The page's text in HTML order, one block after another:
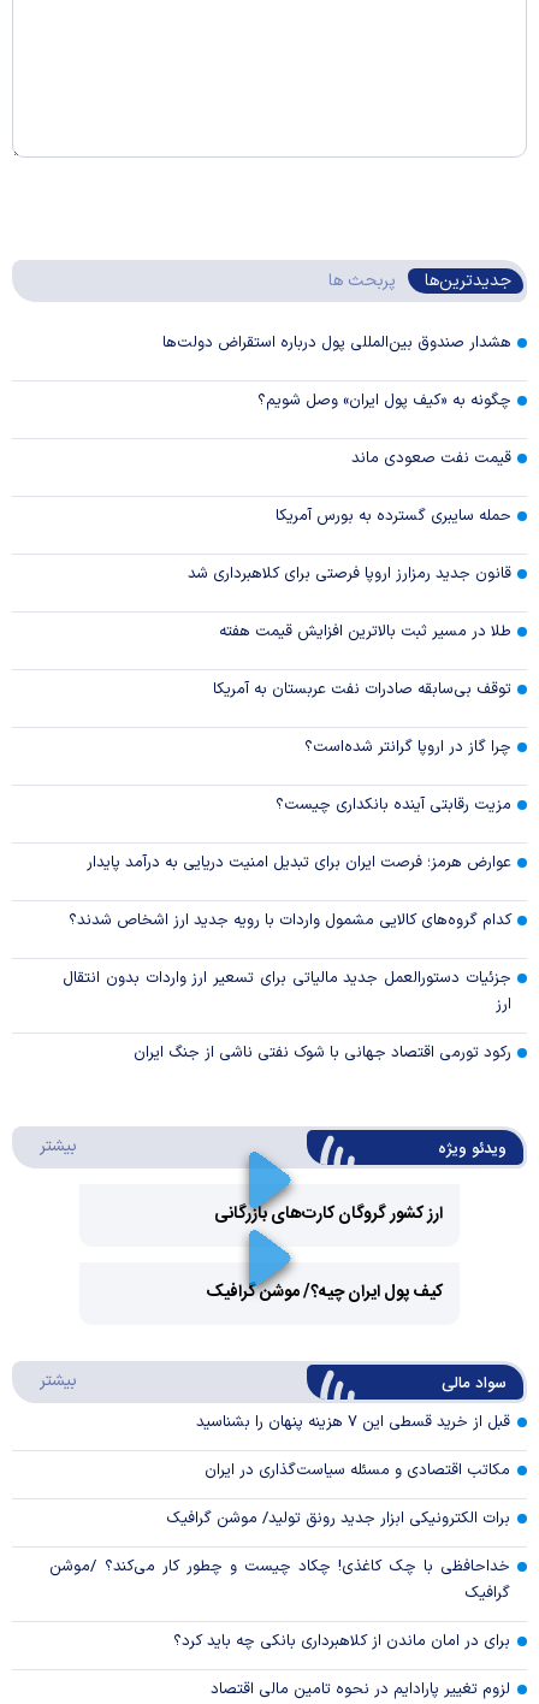
جدیدترین‌ها پربحث ها
هشدار صندوق بین‌المللی پول درباره استقراض دولت‌ها
چگونه به «کیف پول ایران» وصل شویم؟
قیمت نفت صعودی ماند
حمله سایبری گسترده به بورس آمریکا
قانون جدید رمزارز اروپا فرصتی برای کلاهبرداری شد
طلا در مسیر ثبت بالاترین افزایش قیمت هفته
توقف بی‌سابقه صادرات نفت عربستان به آمریکا
چرا گاز در اروپا گرانتر شده‌است؟
مزیت رقابتی آینده بانکداری چیست؟
عوارض هرمز؛ فرصت ایران برای تبدیل امنیت دریایی به درآمد پایدار
کدام گروه‌های کالایی مشمول واردات با رویه جدید ارز اشخاص شدند؟
جزئیات دستورالعمل جدید مالیاتی برای تسعیر ارز واردات بدون انتقال
ارز
رکود تورمی اقتصاد جهانی با شوک نفتی ناشی از جنگ ایران
ویدئو ویژه بیشتر
ارز کشور گروگان کارت‌های بازرگانی
Video
کیف پول ایران چیه؟/ موشن گرافیک
سواد مالی بیشتر
قبل از خرید قسطی این ۷ هزینه پنهان را بشناسید
مکاتب اقتصادی و مسئله سیاست‌گذاری در ایران
برات الکترونیکی ابزار جدید رونق تولید/ موشن گرافیک
خداحافظی با چک کاغذی! چکاد چیست و چطور کار می‌کند؟ /موشن
گرافیک
برای در امان ماندن از کلاهبرداری بانکی چه باید کرد؟
لزوم تغییر پارادایم در نحوه تامین مالی اقتصاد